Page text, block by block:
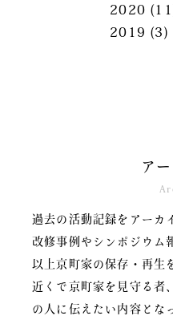
2020
2019 (3)
ア
過去の活動記録をアーカ
改修事例やシンポジウム
以上京町家の保存・再生
近くで京町家を見守る者
の人に伝えたい内容とな